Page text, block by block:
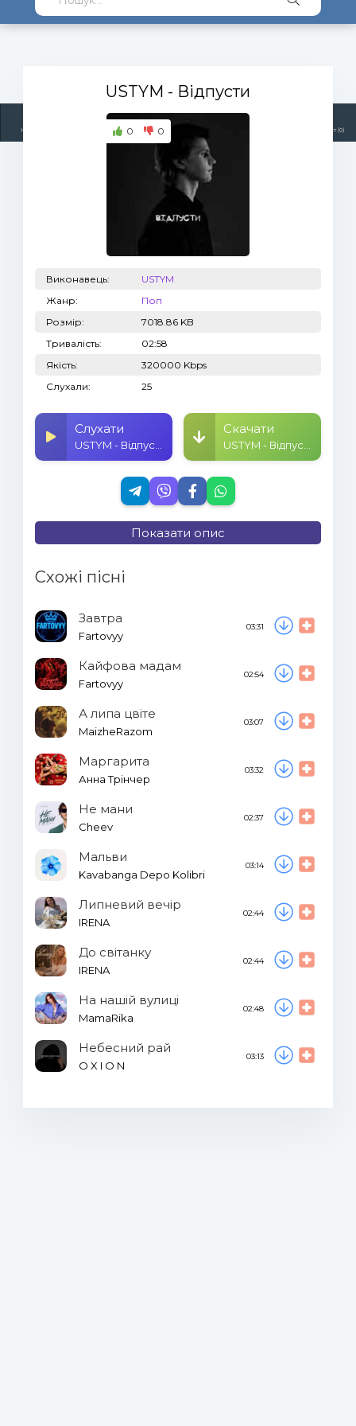
Жанри Топ 100 Плейлист (0)
USTYM - Відпусти
0 0
Виконавець:
USTYM
Жанр:
Поп
Розмір:
7018.86 KB
Тривалість:
02:58
Якість:
320000 Kbps
Слухали:
25
Слухати Скачати
Показати опис
Схожі пісні
Завтра
Fartovyy
03:31
Кайфова мадам
Fartovyy
02:54
А липа цвіте
MaizheRazom
03:07
Маргарита
Анна Трінчер
03:32
Не мани
Cheev
02:37
Мальви
Kavabanga Depo Kolibri
03:14
Липневий вечір
IRENA
02:44
До світанку
IRENA
02:44
На нашій вулиці
MamaRika
02:48
Небесний рай
O X I O N
03:13